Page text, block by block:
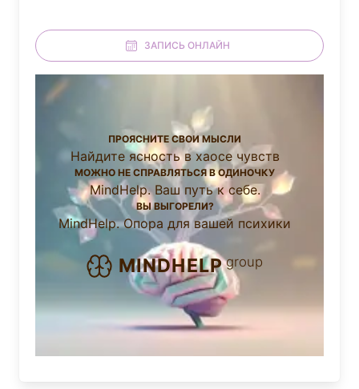
ЗАПИСЬ ОНЛАЙН
ПРОЯСНИТЕ СВОИ МЫСЛИ
Найдите ясность в хаосе чувств
МОЖНО НЕ СПРАВЛЯТЬСЯ В ОДИНОЧКУ
MindHelp. Ваш путь к себе.
ВЫ ВЫГОРЕЛИ?
MindHelp. Опора для вашей психики
MINDHELP group